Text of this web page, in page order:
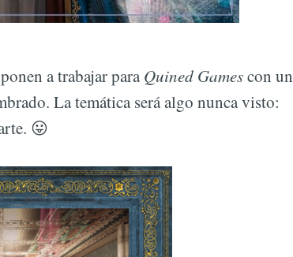
a trabajar paraQuined Gamescon un
La temática será algo nunca visto:
😛